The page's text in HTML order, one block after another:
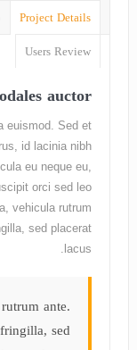
Project Details
Users Review
auctor.
euismod. Sed et
id lacinia nibh
eu neque eu,
orci sed leo
vehicula rutrum
sed placerat
lacus.
ante.
sed